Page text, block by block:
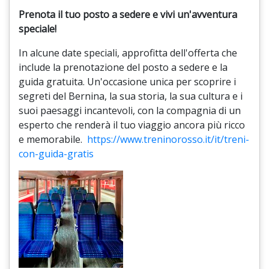
Prenota il tuo posto a sedere e vivi un'avventura
speciale!
In alcune date speciali, approfitta dell'offerta che
include la prenotazione del posto a sedere e la
guida gratuita. Un'occasione unica per scoprire i
segreti del Bernina, la sua storia, la sua cultura e i
suoi paesaggi incantevoli, con la compagnia di un
esperto che renderà il tuo viaggio ancora più ricco
e memorabile. https://www.treninorosso.it/it/treni-
con-guida-gratis